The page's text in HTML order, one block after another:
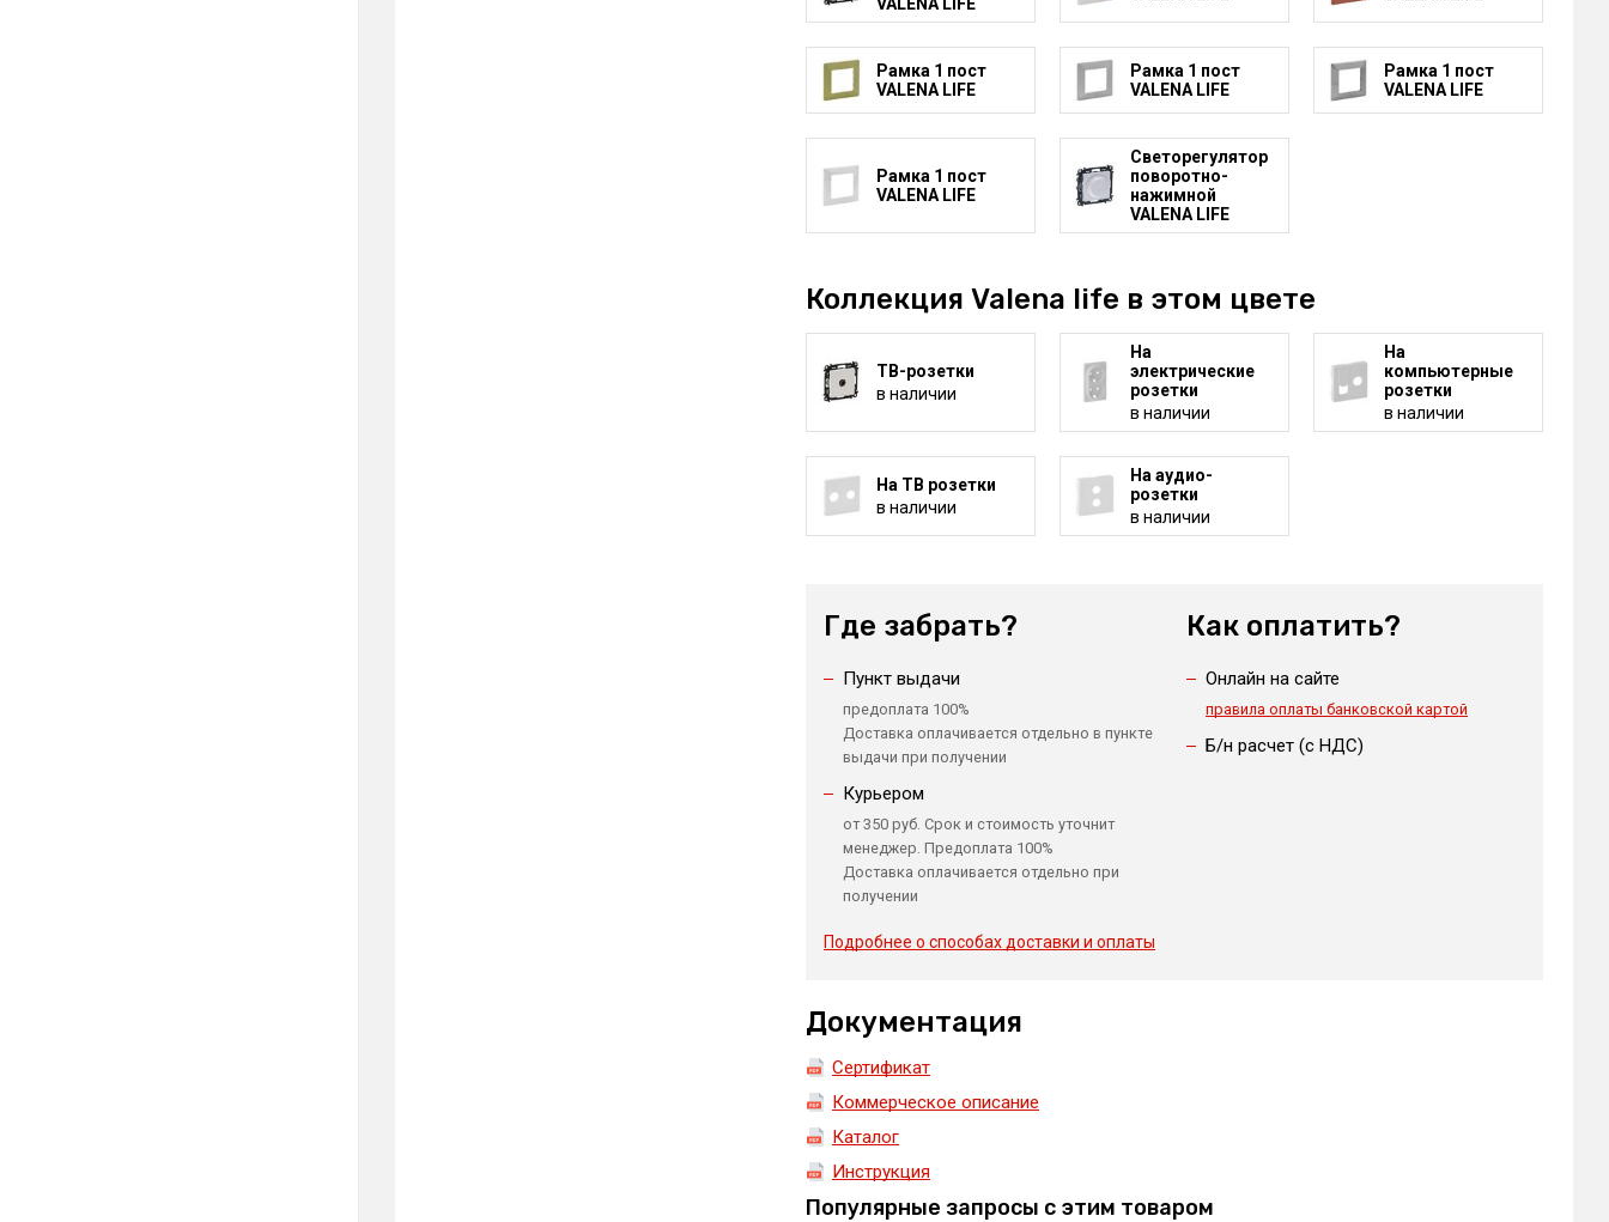
Рамка 1 пост
VALENA LIFE
Рамка 1 пост
VALENA LIFE
Рамка 1 пост
VALENA LIFE
Рамка 1 пост
VALENA LIFE
Светорегулятор
поворотно-
нажимной
VALENA LIFE
Коллекция Valena life в этом цвете
ТВ-розетки
в наличии
На
электрические
розетки
в наличии
На
компьютерные
розетки
в наличии
На ТВ розетки
в наличии
На аудио-
розетки
в наличии
Где забрать?
Пункт выдачи
предоплата 100%
Доставка оплачивается отдельно в пункте
выдачи при получении
Курьером
от 350 руб. Срок и стоимость уточнит
менеджер. Предоплата 100%
Доставка оплачивается отдельно при
получении
Подробнее о способах доставки и оплаты
Как оплатить?
Онлайн на сайте
правила оплаты банковской картой
Б/н расчет (c НДС)
Документация
Сертификат
Коммерческое описание
Каталог
Инструкция
Популярные запросы с этим товаром